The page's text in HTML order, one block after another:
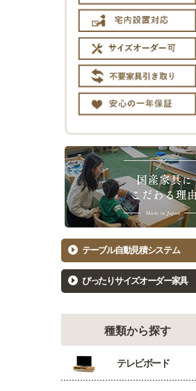
コーナーテレビ台
テレビチェスト
チェスト・
チェスト幅61cm
チェスト幅
着物たんす
洋服たんす
洋服タンス幅61
洋服タンス幅81
洋服タンス幅101
テーブル自動見積システム
ぴったりサイズオーダー家具
種類から探す
テレビボード